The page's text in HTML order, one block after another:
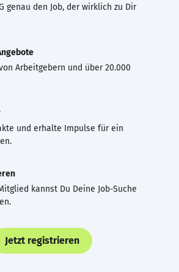
genau den Job, der wirklich zu Dir
Arbeitgebern und über 20.000
und erhalte Impulse für ein
kannst Du Deine Job-Suche
Jetzt registrieren